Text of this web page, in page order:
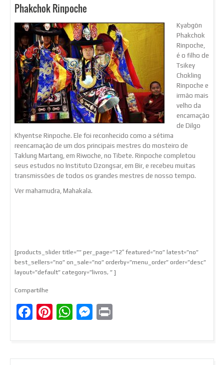
Phakchok Rinpoche
Kyabgön
Phakchok
Rinpoche,
é o filho de
Tsikey
Chokling
Rinpoche e
irmão mais
velho da
encarnação
de Dilgo
Khyentse Rinpoche. Ele foi reconhecido como a sétima
reencarnação de um dos principais mestres do mosteiro de
Taklung Martang, em Riwoche, no Tibete. Rinpoche completou
seus estudos no Instituto Dzongsar, em Bir, e recebeu muitas
transmissões de todos os grandes mestres de nosso tempo.
Ver mahamudra, Mahakala.
[products_slider title=”” per_page=”12″ featured=”no” latest=”no”
best_sellers=”no” on_sale=”no” orderby=”menu_order” order=”desc”
layout=”default” category=”livros, ” ]
Compartilhe
Facebook
Pinterest
WhatsApp
Messenger